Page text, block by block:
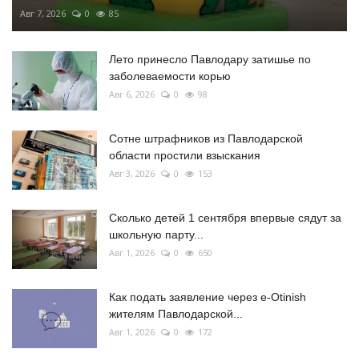
Авг 7, 2026 0 85
Лето принесло Павлодару затишье по
заболеваемости корью
Авг 6, 2026 0 98
Сотне штрафников из Павлодарской
области простили взыскания
Авг 3, 2026 0 153
Сколько детей 1 сентября впервые сядут за
школьную парту...
Авг 1, 2026 0 650
Как подать заявление через e-Otinish
жителям Павлодарской...
Авг 1, 2026 0 172